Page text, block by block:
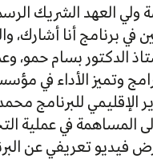
العهد الشريك
الدكتور بسام حمو،
وتميز الأداء في
للبرنامج
المساهمة في عملية
فيديو تعريفي عن